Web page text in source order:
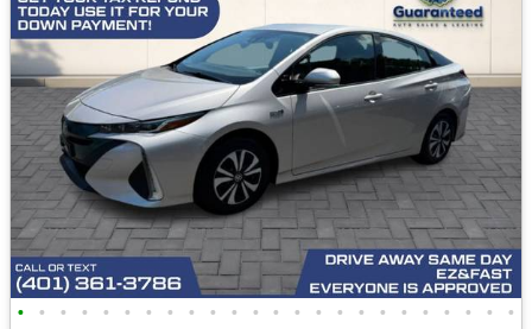
• • • • • • • • • • • • • • • • • • • • • • • •